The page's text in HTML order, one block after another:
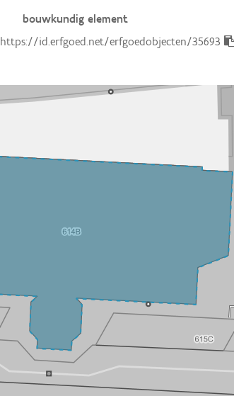
bouwkundig element
https://id.erfgoed.net/erfgoedobjecten/35693